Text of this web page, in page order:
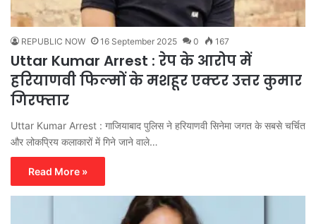
REPUBLIC NOW 16 September 2025 0 167
Uttar Kumar Arrest : रेप के आरोप में
हरियाणवी फिल्मों के मशहूर एक्टर उत्तर कुमार
गिरफ्तार
Uttar Kumar Arrest : गाजियाबाद पुलिस ने हरियाणवी सिनेमा जगत के सबसे चर्चित
और लोकप्रिय कलाकारों में गिने जाने वाले…
Read More »